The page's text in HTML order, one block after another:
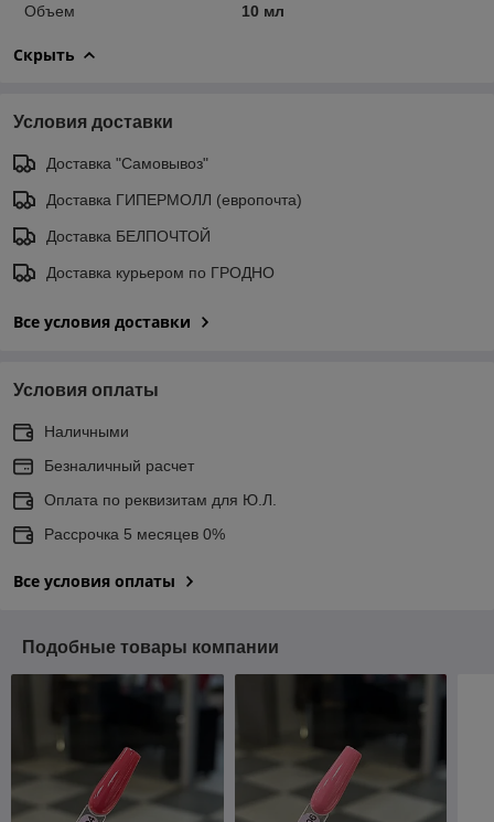
Объем
10 мл
Скрыть
Условия доставки
Доставка "Самовывоз"
Доставка ГИПЕРМОЛЛ (европочта)
Доставка БЕЛПОЧТОЙ
Доставка курьером по ГРОДНО
Все условия доставки
Условия оплаты
Наличными
Безналичный расчет
Оплата по реквизитам для Ю.Л.
Рассрочка 5 месяцев 0%
Все условия оплаты
Подобные товары компании